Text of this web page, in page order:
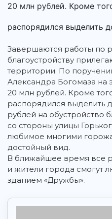
20 млн рублей. Кроме
распорядился выделить
Завершаются работы по
благоустройству
территории. По
Александра Богомаза на
20 млн рублей. Кроме
распорядился выделить
рублей на обустройство
со стороны улицы
любимое многими
достойный вид.
В ближайшее время все
и жители города смогут
зданием «Дружбы».